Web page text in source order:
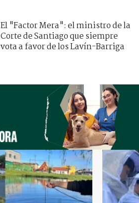
El "Factor Mera": el ministro de la
Corte de Santiago que siempre
vota a favor de los Lavín-Barriga